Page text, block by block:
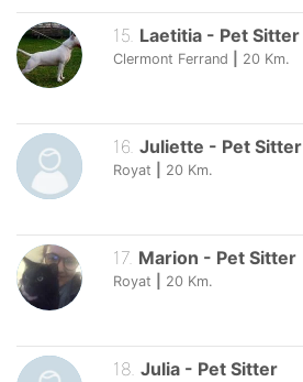
15 Laetitia - Pet Sitter
Clermont Ferrand 20 Km.
16 Juliette - Pet Sitter
Royat 20 Km.
17. Marion - Pet Sitter
Royat 20 Km.
18. Julia - Pet Sitter